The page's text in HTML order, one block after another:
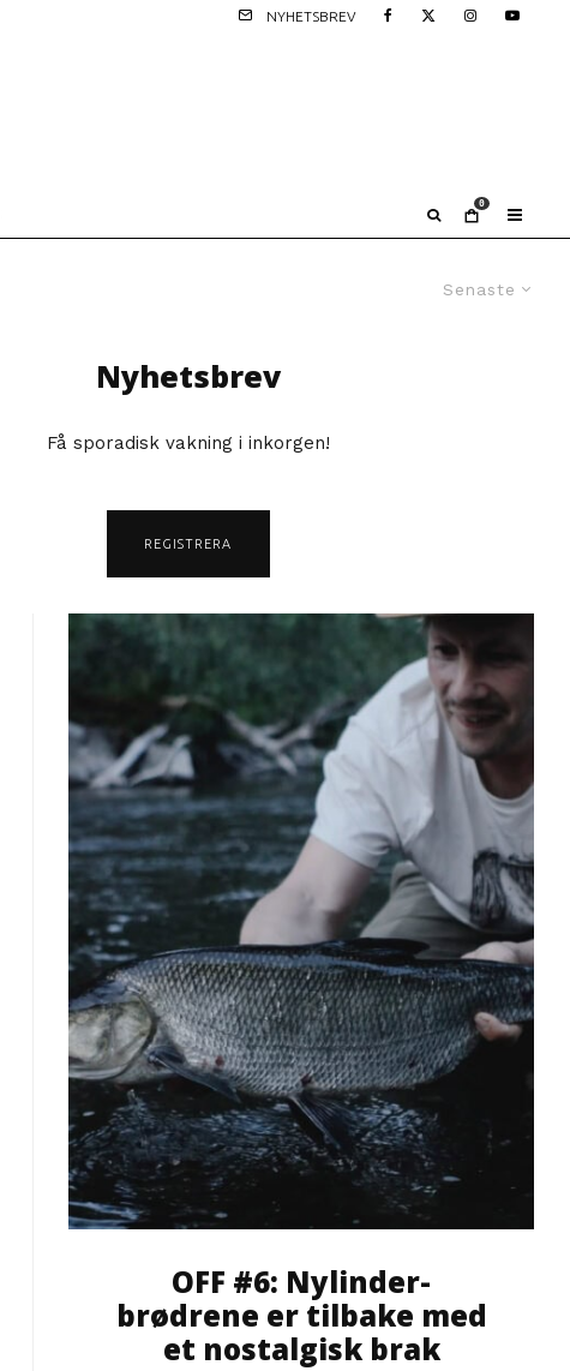
NYHETSBREV
0
Senaste
Nyhetsbrev
Få sporadisk vakning i inkorgen!
REGISTRERA
OFF #6: Nylinder-
brødrene er tilbake med
et nostalgisk brak